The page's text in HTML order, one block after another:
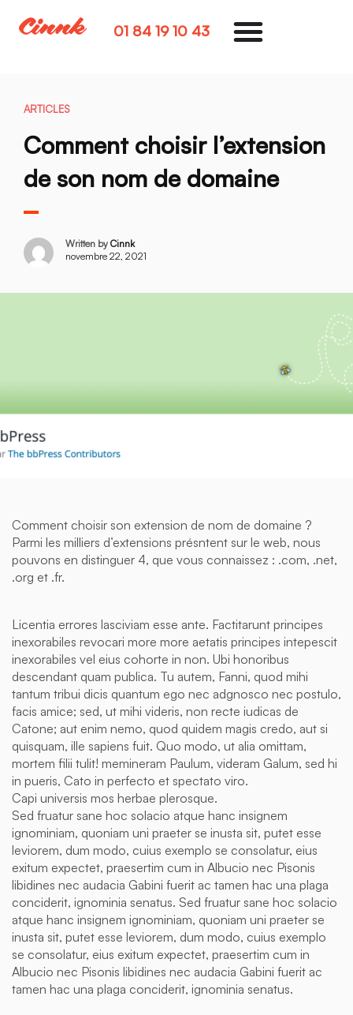
01 84 19 10 43
ARTICLES
Comment choisir l’extension
de son nom de domaine
Written by Cinnk
novembre 22, 2021
Comment choisir son extension de nom de domaine ?
Parmi les milliers d’extensions présntent sur le web, nous
pouvons en distinguer 4, que vous connaissez : .com, .net,
.org et .fr.
Licentia errores lasciviam esse ante. Factitarunt principes
inexorabiles revocari more more aetatis principes intepescit
inexorabiles vel eius cohorte in non. Ubi honoribus
descendant quam publica. Tu autem, Fanni, quod mihi
tantum tribui dicis quantum ego nec adgnosco nec postulo,
facis amice; sed, ut mihi videris, non recte iudicas de
Catone; aut enim nemo, quod quidem magis credo, aut si
quisquam, ille sapiens fuit. Quo modo, ut alia omittam,
mortem filii tulit! memineram Paulum, videram Galum, sed hi
in pueris, Cato in perfecto et spectato viro.
Capi universis mos herbae plerosque.
Sed fruatur sane hoc solacio atque hanc insignem
ignominiam, quoniam uni praeter se inusta sit, putet esse
leviorem, dum modo, cuius exemplo se consolatur, eius
exitum expectet, praesertim cum in Albucio nec Pisonis
libidines nec audacia Gabini fuerit ac tamen hac una plaga
conciderit, ignominia senatus. Sed fruatur sane hoc solacio
atque hanc insignem ignominiam, quoniam uni praeter se
inusta sit, putet esse leviorem, dum modo, cuius exemplo
se consolatur, eius exitum expectet, praesertim cum in
Albucio nec Pisonis libidines nec audacia Gabini fuerit ac
tamen hac una plaga conciderit, ignominia senatus.